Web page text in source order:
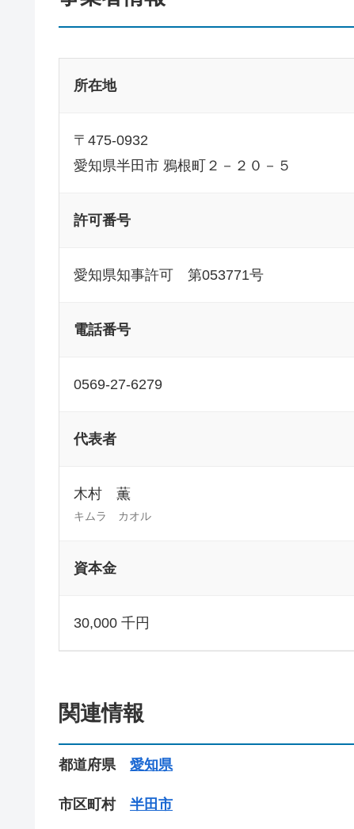
所在地
〒475-0932
愛知県半田市 鴉根町２－２０－５
許可番号
愛知県知事許可 第053771号
電話番号
0569-27-6279
代表者
木村 薫
キムラ カオル
資本金
30,000 千円
関連情報
都道府県 愛知県
市区町村 半田市